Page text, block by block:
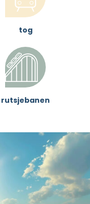
tog
rutsjebanen